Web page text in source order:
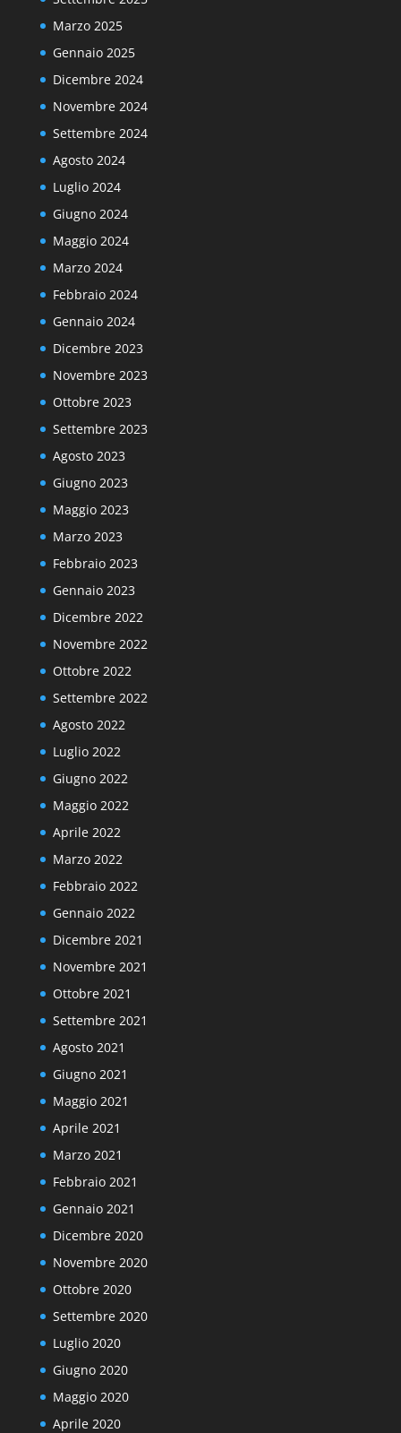
Marzo 2025
Gennaio 2025
Dicembre 2024
Novembre 2024
Settembre 2024
Agosto 2024
Luglio 2024
Giugno 2024
Maggio 2024
Marzo 2024
Febbraio 2024
Gennaio 2024
Dicembre 2023
Novembre 2023
Ottobre 2023
Settembre 2023
Agosto 2023
Giugno 2023
Maggio 2023
Marzo 2023
Febbraio 2023
Gennaio 2023
Dicembre 2022
Novembre 2022
Ottobre 2022
Settembre 2022
Agosto 2022
Luglio 2022
Giugno 2022
Maggio 2022
Aprile 2022
Marzo 2022
Febbraio 2022
Gennaio 2022
Dicembre 2021
Novembre 2021
Ottobre 2021
Settembre 2021
Agosto 2021
Giugno 2021
Maggio 2021
Aprile 2021
Marzo 2021
Febbraio 2021
Gennaio 2021
Dicembre 2020
Novembre 2020
Ottobre 2020
Settembre 2020
Luglio 2020
Giugno 2020
Maggio 2020
Aprile 2020